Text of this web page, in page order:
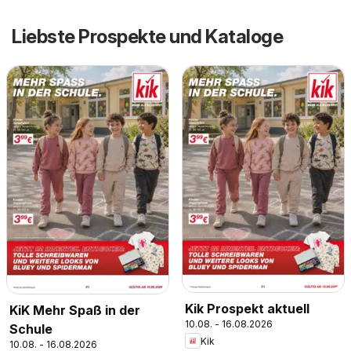
Liebste Prospekte und Kataloge
KiK Mehr Spaß in der
Schule
10.08. - 16.08.2026
Kik Prospekt aktuell
10.08. - 16.08.2026
Kik